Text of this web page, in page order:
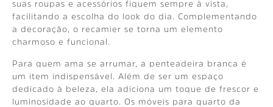
suas roupas e acessórios fiquem sempre à vista,
facilitando a escolha do look do dia. Complementando
a decoração, o recamier se torna um elemento
charmoso e funcional.
Para quem ama se arrumar, a penteadeira branca é
um item indispensável. Além de ser um espaço
dedicado à beleza, ela adiciona um toque de frescor e
luminosidade ao quarto. Os móveis para quarto da